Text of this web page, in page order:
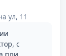
ул, 11
с